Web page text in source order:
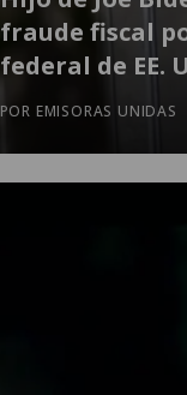
fraude fiscal
federal de EE.
POR EMISORAS UNIDAS